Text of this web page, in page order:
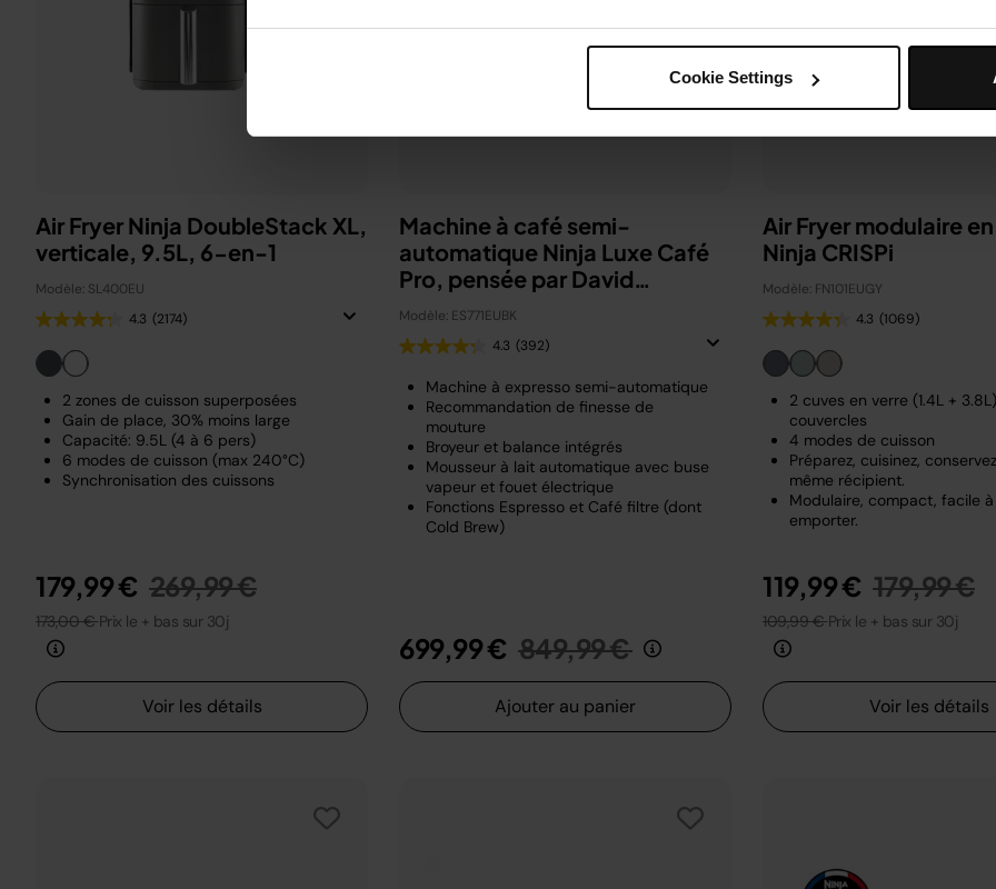
Cookie Settings
Air Fryer Ninja DoubleStack XL,
verticale, 9.5L, 6-en-1
Modèle: SL400EU
4.3 (2174)
2 zones de cuisson superposées
Gain de place, 30% moins large
Capacité: 9.5L (4 à 6 pers)
6 modes de cuisson (max 240°C)
Synchronisation des cuissons
179,99 € Prix réduit de
269,99 €au
173,00 €Prix le + bas sur 30j
Voir les détails
Machine à café semi-
automatique Ninja Luxe Café
Pro, pensée par David
Beckham
Modèle: ES771EUBK
4.3 (392)
Machine à expresso semi-automatique
Recommandation de finesse de
mouture
Broyeur et balance intégrés
Mousseur à lait automatique avec buse
vapeur et fouet électrique
Fonctions Espresso et Café filtre (dont
Cold Brew)
699,99 € Prix réduit de
849,99 €au
Ajouter au panier
Air Fryer modulaire
Ninja CRISPi
Modèle: FN101EUGY
4.3 (1069)
2 cuves en verre (1.4L +
couvercles
4 modes de cuisson
Préparez, cuisinez,
même récipient.
Modulaire, compact, facile
emporter.
119,99 € Prix réduit
179,99 €au
109,99 €Prix le + bas sur 30j
Voir les détails